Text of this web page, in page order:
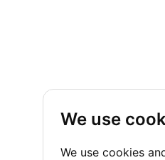
We use
We use cookies